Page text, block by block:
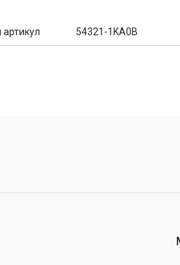
54321-1KA0B